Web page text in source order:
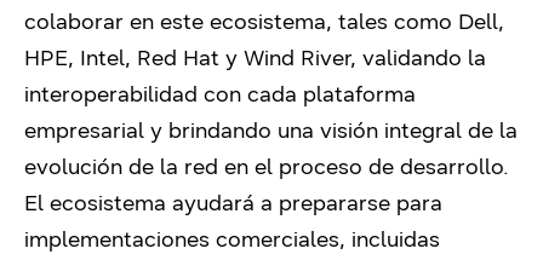
colaborar en este ecosistema, tales como Dell,
HPE, Intel, Red Hat y Wind River, validando la
interoperabilidad con cada plataforma
empresarial y brindando una visión integral de la
evolución de la red en el proceso de desarrollo.
El ecosistema ayudará a prepararse para
implementaciones comerciales, incluidas